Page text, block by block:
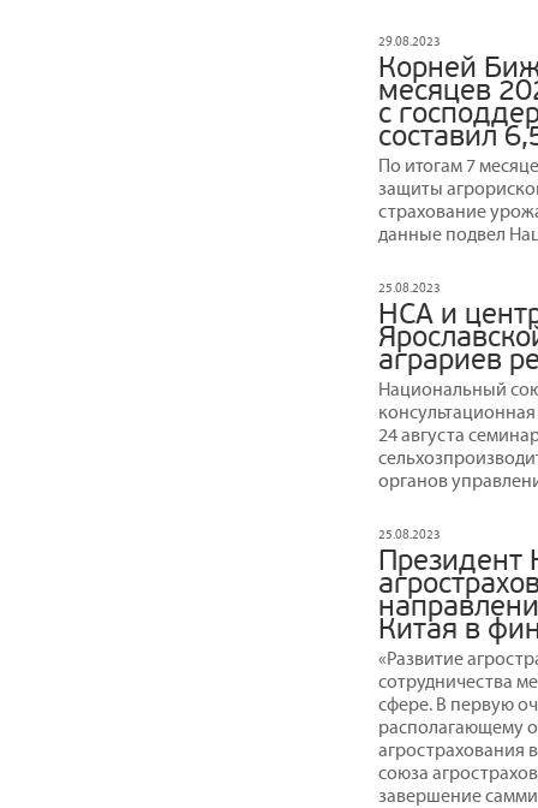
29.08.2023
Корней
месяцев
с
составил
По итогам 7
защиты
страхование
данные подвел
25.08.2023
НСА и
аграриев
Национальный
24 августа
органов
25.08.2023
Китая в
«Развитие
сотрудничества
сфере. В первую
располагающему
агрострахования
союза
завершение